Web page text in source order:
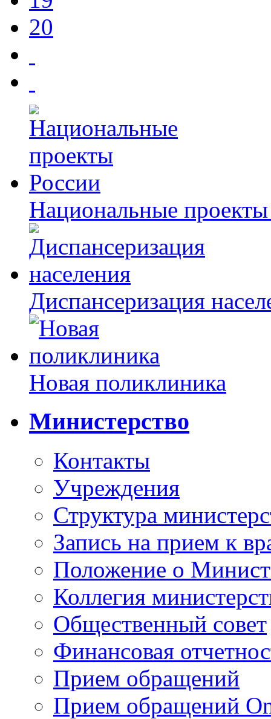
20
Национальные
Диспансеризация
Новая поликлиника
Министерство
Контакты
Учреждения
Структура
Запись на прием к
Положение о
Коллегия
Общественный совет
Финансовая
Прием обращений
Прием обращений